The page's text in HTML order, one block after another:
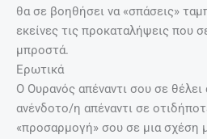
θα σε βοηθήσει να «σπάσεις»
εκείνες τις προκαταλήψεις που
μπροστά.
Ερωτικά
Ο Ουρανός απέναντι σου σε
ανένδοτο/η απέναντι σε
«προσαρμογή» σου σε μια σχέση